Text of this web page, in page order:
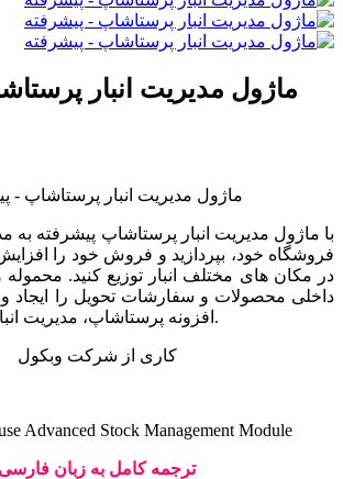
ماژول مدیریت انبار
ماژول مدیریت انبار پرستاشاپ -
با ماژول مدیریت انبار پرستاشاپ پیشرفته به
فروشگاه خود، بپردازید و فروش خود را
در مکان های مختلف انبار توزیع کنید. محموله
داخلی محصولات و سفارشات تحویل را ایجاد و
افزونه پرستاشاپ، مدیریت انبار دیگر سخت نیست.
کاری از شرکت وبکول
Advanced Stock Management Module
ترجمه کامل به زبان فارسی